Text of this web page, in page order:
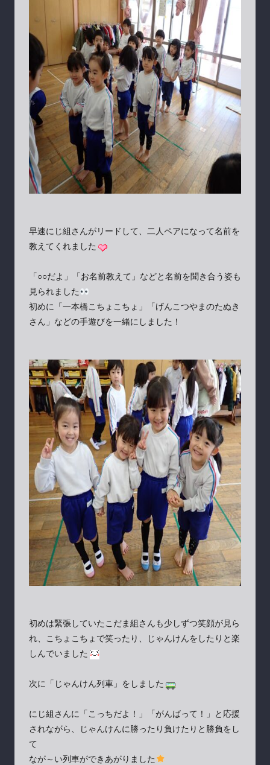
早速にじ組さんがリードして、二人ペアになって名前を
教えてくれました
「○○だよ」「お名前教えて」などと名前を聞き合う姿も
見られました
初めに「一本橋こちょこちょ」「げんこつやまのたぬき
さん」などの手遊びを一緒にしました！
初めは緊張していたこだま組さんも少しずつ笑顔が見ら
れ、こちょこちょで笑ったり、じゃんけんをしたりと楽
しんでいました
次に「じゃんけん列車」をしました
にじ組さんに「こっちだよ！」「がんばって！」と応援
されながら、じゃんけんに勝ったり負けたりと勝負をし
て
なが～い列車ができあがりました